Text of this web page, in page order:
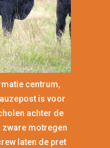
centrum,
is voor
achter de
zware motregen
laten de pret